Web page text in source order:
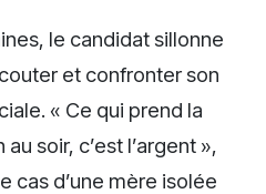
le candidat sillonne
et confronter son
« Ce qui prend la
soir, c’est l’argent »,
cas d’une mère isolée